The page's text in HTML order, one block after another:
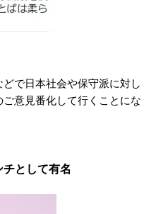
で日本社会や保守派に対し
意見番化して行くことにな
として有名